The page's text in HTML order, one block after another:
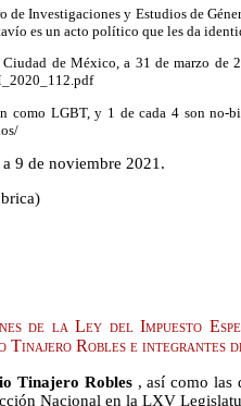
de Investigaciones y Estudios de
es un acto político que les da
de México, a 31 de marzo de
como LGBT, y 1 de cada 4 son no-
9 de noviembre 2021.
de la Ley del Impuesto
Tinajero Robles e integrantes
Tinajero Robles, así como las
Nacional en la LXV